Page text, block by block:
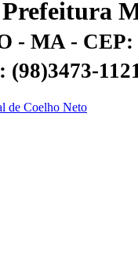
- MA - CEP:
(98)3473-
de Coelho Neto